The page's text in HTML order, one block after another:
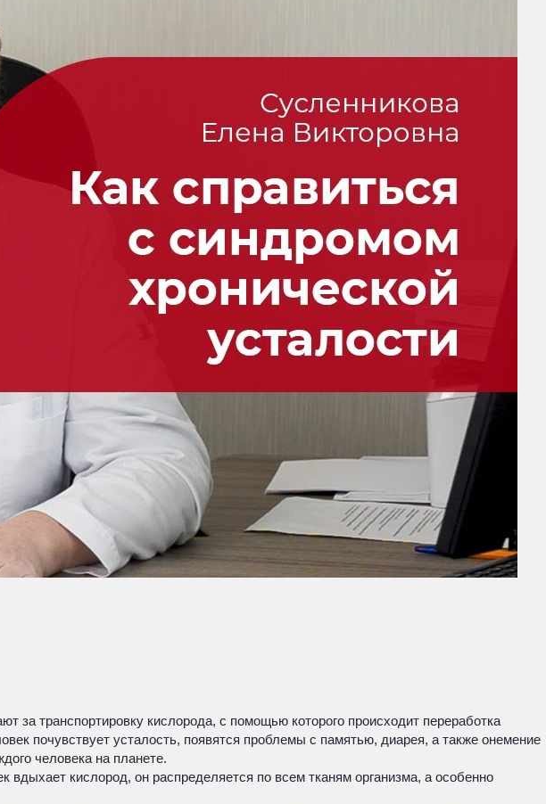
за транспортировку кислорода, с помощью которого происходит переработка
почувствует усталость, появятся проблемы с памятью, диарея, а также онемение
человека на планете.
вдыхает кислород, он распределяется по всем тканям организма, а особенно